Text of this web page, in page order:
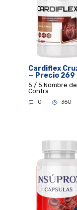
Cardiflex
— Precio 269
5 / 5 Nombre
Contra
0 360